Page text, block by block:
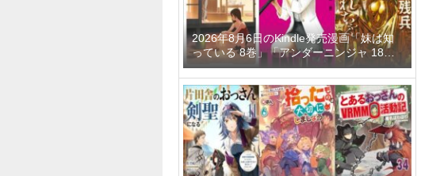
2026年8月6日のKindle発売漫画「妹は知
っている 8巻」「アンダーニンジャ 18
巻」「平成敗残兵すみれちゃん 11巻」な
ど